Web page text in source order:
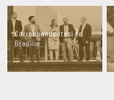
Correspondentes de
Brasília